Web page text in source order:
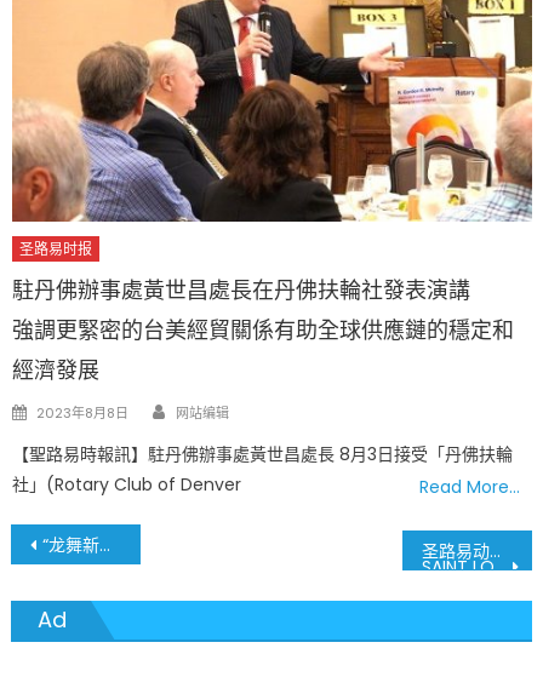
圣路易时报
駐丹佛辦事處黃世昌處長在丹佛扶輪社發表演講
強調更緊密的台美經貿關係有助全球供應鏈的穩定和
經濟發展
Posted
2023年8月8日 Author
网站编辑
【聖路易時報訊】駐丹佛辦事處黃世昌處長 8月3日接受「丹佛扶輪
社」(Rotary Club of Denver
Read More…
文
章
導
“龙舞新春·文化之夜” 2024春节庆祝活动 圣路易动物园将于1月20日、2月7日举办招聘会
SAINT LOUIS ZOO WILL HOLD JOB FAIRS ON JAN. 20 and FEB. 7, 2024
Ad